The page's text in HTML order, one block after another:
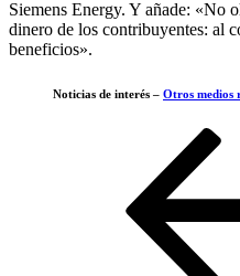
Siemens Energy. Y añade: «No
dinero de los contribuyentes: al
beneficios».
Noticias de interés – Otros medios